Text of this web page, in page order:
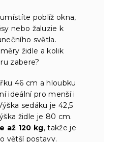
poblíž okna,
nebo žaluzie k
světla.
židle a kolik
zabere?
46 cm a hloubku
ideální pro menší i
sedáku je 42,5
židle je 80 cm.
až 120 kg, takže je
větší postavy.